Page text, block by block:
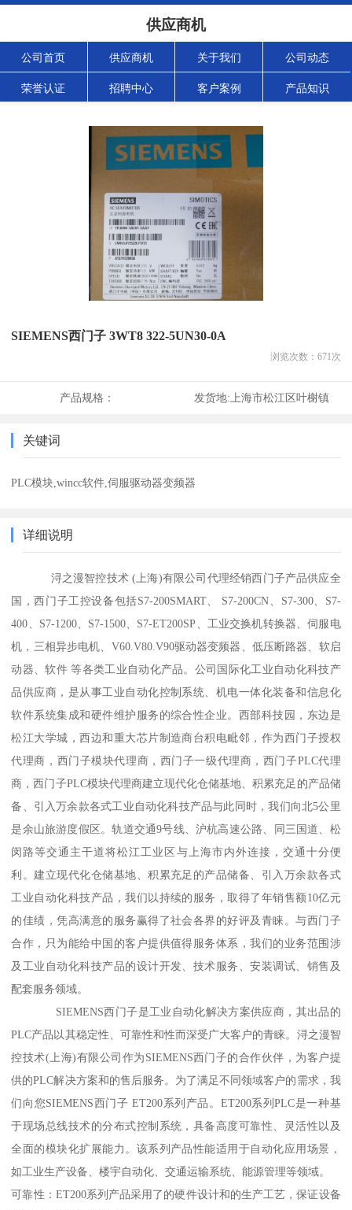
供应商机
公司首页 供应商机 关于我们 公司动态
荣誉认证 招聘中心 客户案例 产品知识
SIEMENS西门子 3WT8 322-5UN30-0A
浏览次数： 671次
产品规格： 发货地: 上海市松江区叶榭镇
关键词
PLC模块,wincc软件,伺服驱动器变频器
详细说明
浔之漫智控技术 (上海)有限公司代理经销西门子产品供应全
国，西门子工控设备包括S7-200SMART、 S7-200CN、S7-300、S7-
400、S7-1200、S7-1500、S7-ET200SP、工业交换机转换器、伺服电
机，三相异步电机、V60.V80.V90驱动器变频器、低压断路器、软启
动器、软件 等各类工业自动化产品。公司国际化工业自动化科技产
品供应商，是从事工业自动化控制系统、机电一体化装备和信息化
软件系统集成和硬件维护服务的综合性企业。西部科技园，东边是
松江大学城，西边和重大芯片制造商台积电毗邻，作为西门子授权
代理商，西门子模块代理商，西门子一级代理商，西门子PLC代理
商，西门子PLC模块代理商建立现代化仓储基地、积累充足的产品储
备、引入万余款各式工业自动化科技产品与此同时，我们向北5公里
是余山旅游度假区。轨道交通9号线、沪杭高速公路、同三国道、松
闵路等交通主干道将松江工业区与上海市内外连接，交通十分便
利。建立现代化仓储基地、积累充足的产品储备、引入万余款各式
工业自动化科技产品，我们以持续的服务，取得了年销售额10亿元
的佳绩，凭高满意的服务赢得了社会各界的好评及青睐。与西门子
合作，只为能给中国的客户提供值得服务体系，我们的业务范围涉
及工业自动化科技产品的设计开发、技术服务、安装调试、销售及
配套服务领域。
SIEMENS西门子是工业自动化解决方案供应商，其出品的
PLC产品以其稳定性、可靠性和性而深受广大客户的青睐。浔之漫智
控技术(上海)有限公司作为SIEMENS西门子的合作伙伴，为客户提
供的PLC解决方案和的售后服务。为了满足不同领域客户的需求，我
们向您SIEMENS西门子 ET200系列产品。ET200系列PLC是一种基
于现场总线技术的分布式控制系统，具备高度可靠性、灵活性以及
全面的模块化扩展能力。该系列产品性能适用于自动化应用场景，
如工业生产设备、楼宇自动化、交通运输系统、能源管理等领域。
可靠性：ET200系列产品采用了的硬件设计和的生产工艺，保证设备